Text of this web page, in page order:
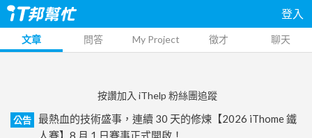
登入
文章 問答 My Project 徵才 聊天
按讚加入 iThelp 粉絲團追蹤
公告
最熱血的技術盛事，連續 30 天的修煉【2026 iThome 鐵
人賽】8 月 1 日賽事正式開啟！